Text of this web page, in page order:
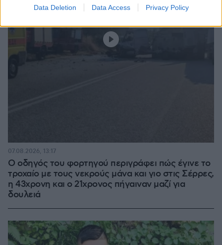
Data Deletion Data Access Privacy Policy
Ο οδηγός του φορτηγού περιγράφει πώς έγινε το
τροχαίο με τους νεκρούς μάνα και γιο στις Σέρρες,
η 43χρονη και ο 21χρονος πήγαιναν μαζί για
δουλειά
07.08.2026, 13:17